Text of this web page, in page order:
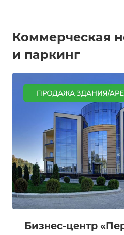
Коммерческая
и паркинг
Бизнес-центр